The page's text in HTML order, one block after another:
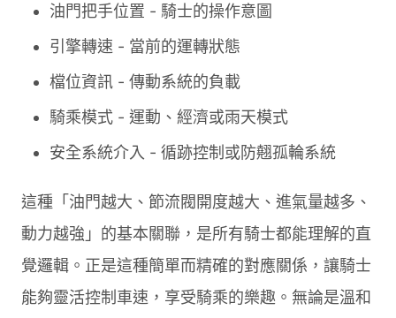
油門把手位置 - 騎士的操作意圖
引擎轉速 - 當前的運轉狀態
檔位資訊 - 傳動系統的負載
騎乘模式 - 運動、經濟或雨天模式
安全系統介入 - 循跡控制或防翹孤輪系統
這種「油門越大、節流閥開度越大、進氣量越多、
動力越強」的基本關聯，是所有騎士都能理解的直
覺邏輯。正是這種簡單而精確的對應關係，讓騎士
能夠靈活控制車速，享受騎乘的樂趣。無論是溫和